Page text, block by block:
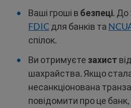
Ваші гроші в безпеці. До
FDICдля банків та
спілок.
Ви отримуєте захист
шахрайства. Якщо
несанкціонована
повідомити про це